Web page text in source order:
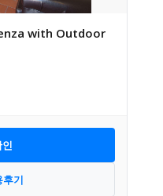
with Outdoor
후기